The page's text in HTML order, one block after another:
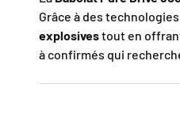
Grâce à des
explosivestout en
à confirmés qui